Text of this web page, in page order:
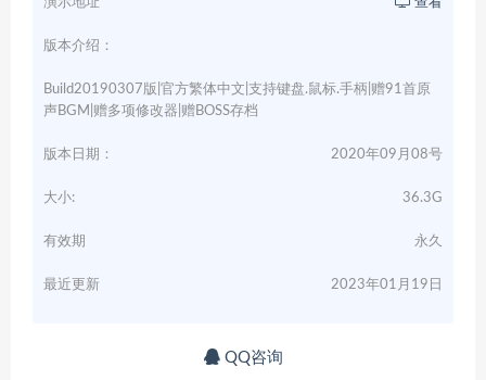
演示地址 查看
版本介绍：
Build20190307版|官方繁体中文|支持键盘.鼠标.手柄|赠91首原
声BGM|赠多项修改器|赠BOSS存档
版本日期： 2020年09月08号
大小: 36.3G
有效期 永久
最近更新 2023年01月19日
QQ咨询